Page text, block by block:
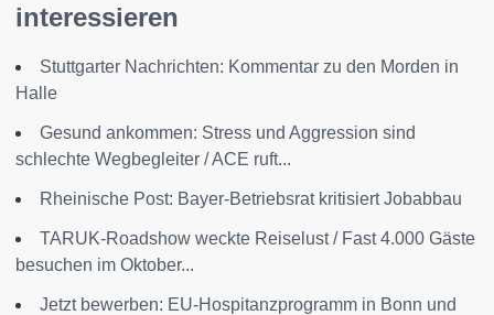
interessieren
Stuttgarter Nachrichten: Kommentar zu den Morden in
Halle
Gesund ankommen: Stress und Aggression sind
schlechte Wegbegleiter / ACE ruft...
Rheinische Post: Bayer-Betriebsrat kritisiert Jobabbau
TARUK-Roadshow weckte Reiselust / Fast 4.000 Gäste
besuchen im Oktober...
Jetzt bewerben: EU-Hospitanzprogramm in Bonn und